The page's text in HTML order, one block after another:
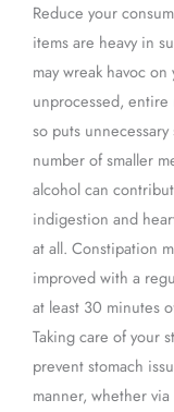
Reduce your
items are heavy in
may wreak havoc
unprocessed, entire
so puts
number of smaller
alcohol can
indigestion and
at all. Constipation
improved with a
at least 30 minutes
Taking care of your
prevent stomach
manner, whether